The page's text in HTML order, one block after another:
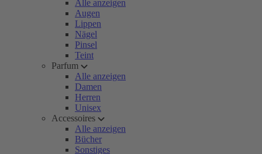
Alle anzeigen
Augen
Lippen
Nägel
Pinsel
Teint
Parfum
Alle anzeigen
Damen
Herren
Unisex
Accessoires
Alle anzeigen
Bücher
Sonstiges